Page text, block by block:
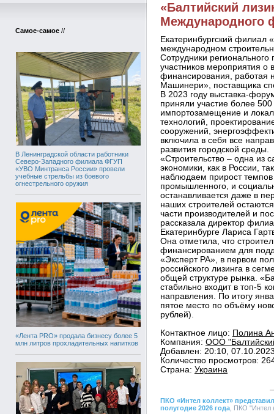
Самое-самое //
В Ленинградской области работники
Северо-Западного филиала ФГУП
«УВО Минтранса России» провели
учебные стрельбы из боевого
огнестрельного оружия
«Лента PRO» продала бизнесу более 5
млн литров прохладительных напитков
«Балтийский
Международного
Екатеринбургский филиал
международном
Сотрудники регионального
участников мероприятия о
финансирования, работая
Машинери», поставщика
В 2023 году выставка-
приняли участие более
импортозамещение и
технологий,
сооружений,
включила в себя все
развития городской среды.
«Строительство – одна из
экономики, как в России,
наблюдаем прирост темпов
промышленного, и
останавливается даже в
наших строителей
части производителей и
рассказала директор
Екатеринбурге Лариса
Она отметила, что
финансированием для
«Эксперт РА», в первом
российского лизинга в
общей структуре рынка.
стабильно входит в топ-5
направления. По итогу
пятое место по объёму
рублей).
Контактное лицо: Полина
Компания: ООО
Добавлен: 20:10,
Количество просмотров:
Страна: Украина
ПКО «Интел коллект»
полугодие 2026 года , ПКО "Интел